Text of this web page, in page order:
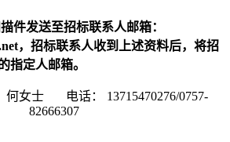
件发送至招标联系人邮箱：
，招标联系人收到上述资料后，将招
指定人邮箱。
何女士 电话：
13715470276/0757-
82666307